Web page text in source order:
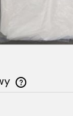
Cena nie